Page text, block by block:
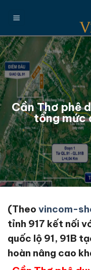
đến
dung
Cần Thơ phê
tổng mức
(Theo vincom-
tỉnh 917 kết nối
quốc lộ 91, 91B
hoàn nâng cao